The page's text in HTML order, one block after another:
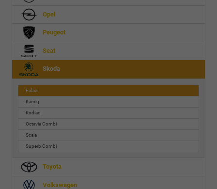
Opel
Peugeot
Seat
Skoda
Fabia
Kamiq
Kodiaq
Octavia Combi
Scala
Superb Combi
Toyota
Volkswagen